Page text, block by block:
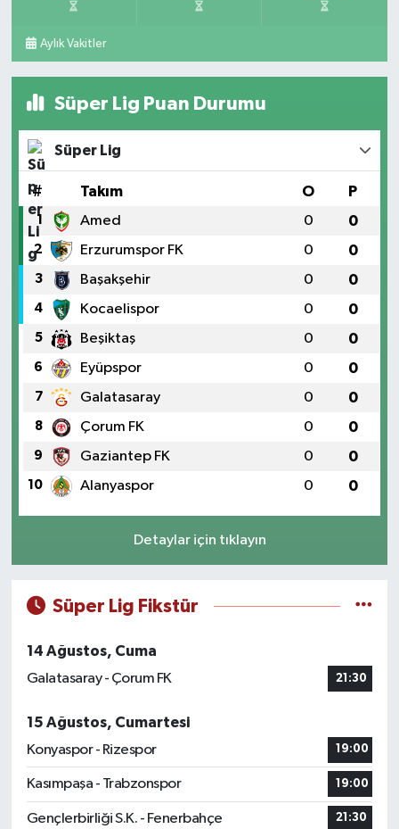
Aylık Vakitler
Süper Lig Puan Durumu
Süper Lig
# Takım O P
1 Amed 0 0
2 Erzurumspor FK 0 0
3 Başakşehir 0 0
4 Kocaelispor 0 0
5 Beşiktaş 0 0
6 Eyüpspor 0 0
7 Galatasaray 0 0
8 Çorum FK 0 0
9 Gaziantep FK 0 0
10 Alanyaspor 0 0
Detaylar için tıklayın
Süper Lig Fikstür
14 Ağustos, Cuma
Galatasaray - Çorum FK
21:30
15 Ağustos, Cumartesi
Konyaspor - Rizespor
19:00
Kasımpaşa - Trabzonspor 19:00
Gençlerbirliği S.K. - Fenerbahçe 21:30